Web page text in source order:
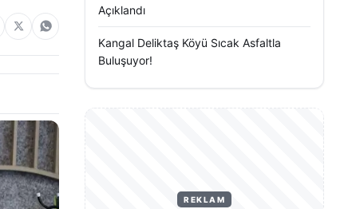
Açıklandı
Kangal Deliktaş Köyü Sıcak Asfaltla
Buluşuyor!
REKLAM